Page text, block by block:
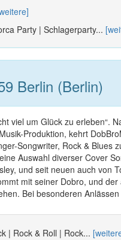
Party | Schlagerparty...
Berlin (Berlin)
viel um Glück zu erleben“.
Produktion, kehrt
Songwriter, Rock & Blues
Auswahl diverser Cover
und seit neuen auch von
mit seiner Dobro, und
Bei besonderen
| Rock & Roll | Rock...